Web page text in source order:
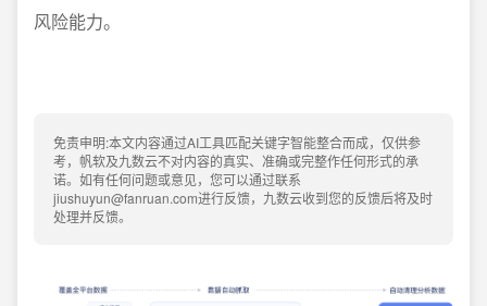
风险能力。
免责申明:本文内容通过AI工具匹配关键字智能整合而成，仅供参
考，帆软及九数云不对内容的真实、准确或完整作任何形式的承
诺。如有任何问题或意见，您可以通过联系
jiushuyun@fanruan.com进行反馈，九数云收到您的反馈后将及时
处理并反馈。